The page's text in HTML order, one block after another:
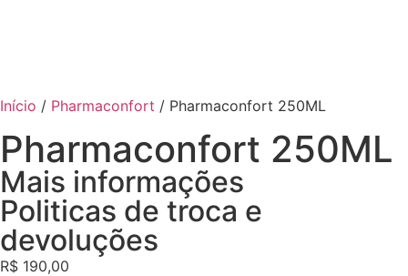
Início / Pharmaconfort / Pharmaconfort 250ML
Pharmaconfort 250ML
Mais informações
Politicas de troca e
devoluções
R$ 190,00